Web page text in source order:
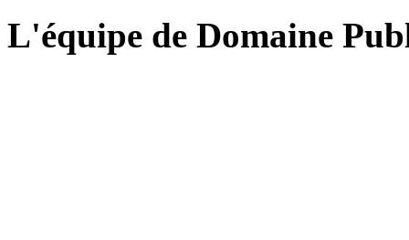
L'équipe de Domaine